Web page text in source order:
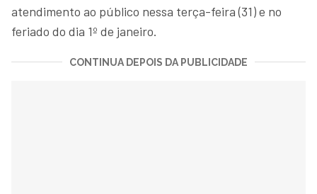
atendimento ao público nessa terça-feira (31) e no
feriado do dia 1º de janeiro.
CONTINUA DEPOIS DA PUBLICIDADE